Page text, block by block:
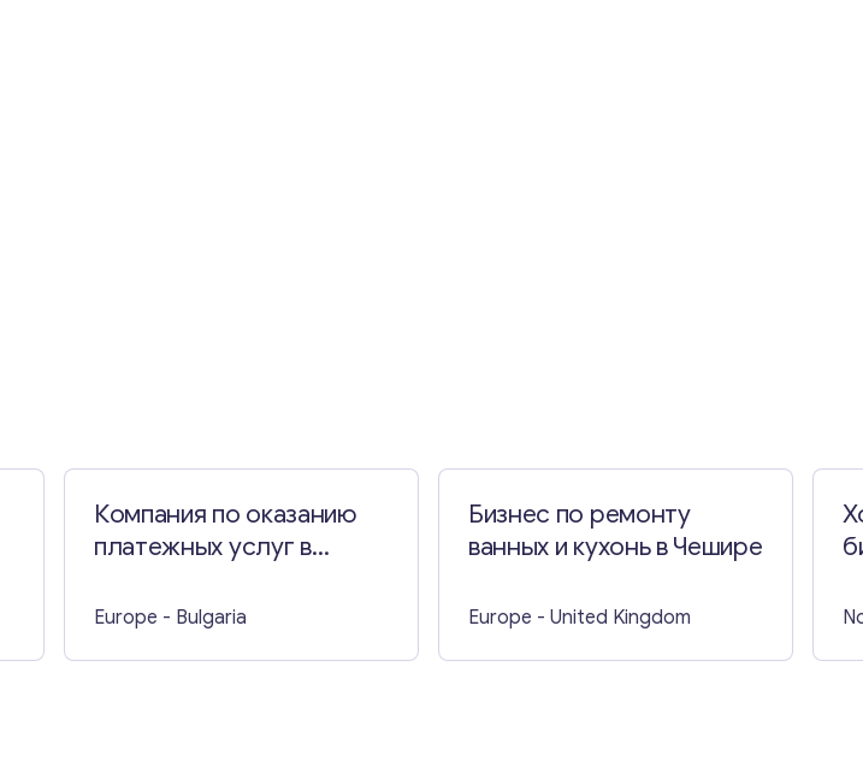
Компания по оказанию
платежных услуг в
Europe - Bulgaria
Бизнес по ремонту
ванных и кухонь в Чешире
Europe - United Kingdom